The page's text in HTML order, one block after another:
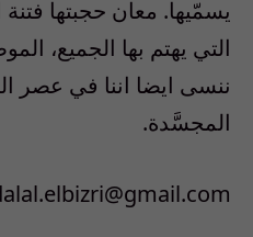
يسمّيها. معان حجبتها
التي يهتم بها الجميع،
ننسى ايضا اننا في عصر
المجسَّدة.